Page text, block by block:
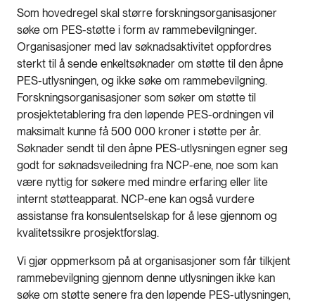
Som hovedregel skal større forskningsorganisasjoner
søke om PES-støtte i form av rammebevilgninger.
Organisasjoner med lav søknadsaktivitet oppfordres
sterkt til å sende enkeltsøknader om støtte til den åpne
PES-utlysningen, og ikke søke om rammebevilgning.
Forskningsorganisasjoner som søker om støtte til
prosjektetablering fra den løpende PES-ordningen vil
maksimalt kunne få 500 000 kroner i støtte per år.
Søknader sendt til den åpne PES-utlysningen egner seg
godt for søknadsveiledning fra NCP-ene, noe som kan
være nyttig for søkere med mindre erfaring eller lite
internt støtteapparat. NCP-ene kan også vurdere
assistanse fra konsulentselskap for å lese gjennom og
kvalitetssikre prosjektforslag.
Vi gjør oppmerksom på at organisasjoner som får tilkjent
rammebevilgning gjennom denne utlysningen ikke kan
søke om støtte senere fra den løpende PES-utlysningen,